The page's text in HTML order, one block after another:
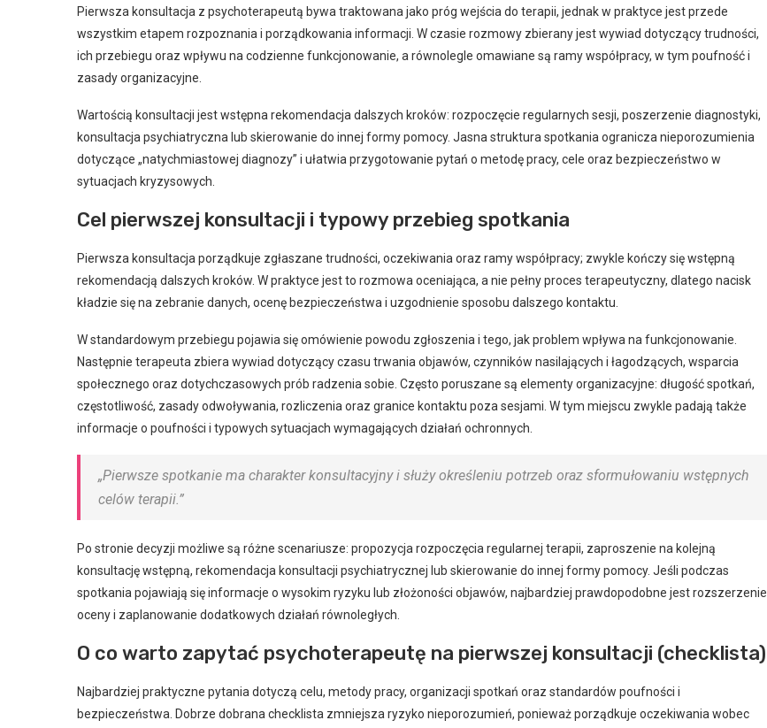
Pierwsza konsultacja z psychoterapeutą bywa traktowana jako próg wejścia do terapii, jednak w praktyce jest przede
wszystkim etapem rozpoznania i porządkowania informacji. W czasie rozmowy zbierany jest wywiad dotyczący trudności,
ich przebiegu oraz wpływu na codzienne funkcjonowanie, a równolegle omawiane są ramy współpracy, w tym poufność i
zasady organizacyjne.
Wartością konsultacji jest wstępna rekomendacja dalszych kroków: rozpoczęcie regularnych sesji, poszerzenie diagnostyki,
konsultacja psychiatryczna lub skierowanie do innej formy pomocy. Jasna struktura spotkania ogranicza nieporozumienia
dotyczące „natychmiastowej diagnozy” i ułatwia przygotowanie pytań o metodę pracy, cele oraz bezpieczeństwo w
sytuacjach kryzysowych.
Cel pierwszej konsultacji i typowy przebieg spotkania
Pierwsza konsultacja porządkuje zgłaszane trudności, oczekiwania oraz ramy współpracy; zwykle kończy się wstępną
rekomendacją dalszych kroków. W praktyce jest to rozmowa oceniająca, a nie pełny proces terapeutyczny, dlatego nacisk
kładzie się na zebranie danych, ocenę bezpieczeństwa i uzgodnienie sposobu dalszego kontaktu.
W standardowym przebiegu pojawia się omówienie powodu zgłoszenia i tego, jak problem wpływa na funkcjonowanie.
Następnie terapeuta zbiera wywiad dotyczący czasu trwania objawów, czynników nasilających i łagodzących, wsparcia
społecznego oraz dotychczasowych prób radzenia sobie. Często poruszane są elementy organizacyjne: długość spotkań,
częstotliwość, zasady odwoływania, rozliczenia oraz granice kontaktu poza sesjami. W tym miejscu zwykle padają także
informacje o poufności i typowych sytuacjach wymagających działań ochronnych.
„Pierwsze spotkanie ma charakter konsultacyjny i służy określeniu potrzeb oraz sformułowaniu wstępnych
celów terapii.”
Po stronie decyzji możliwe są różne scenariusze: propozycja rozpoczęcia regularnej terapii, zaproszenie na kolejną
konsultację wstępną, rekomendacja konsultacji psychiatrycznej lub skierowanie do innej formy pomocy. Jeśli podczas
spotkania pojawiają się informacje o wysokim ryzyku lub złożoności objawów, najbardziej prawdopodobne jest rozszerzenie
oceny i zaplanowanie dodatkowych działań równoległych.
O co warto zapytać psychoterapeutę na pierwszej konsultacji (checklista)
Najbardziej praktyczne pytania dotyczą celu, metody pracy, organizacji spotkań oraz standardów poufności i
bezpieczeństwa. Dobrze dobrana checklista zmniejsza ryzyko nieporozumień, ponieważ porządkuje oczekiwania wobec